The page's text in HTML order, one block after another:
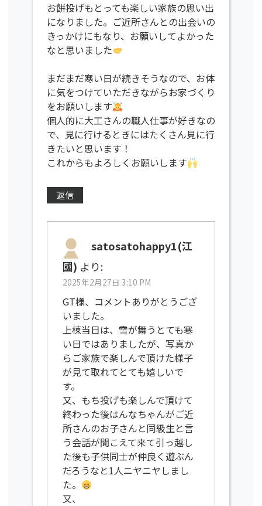
お餅投げもとっても楽しい家族の思い出
になりました。ご近所さんとの出会いの
きっかけにもなり、お願いしてよかった
なと思いました
まだまだ寒い日が続きそうなので、お体
に気をつけていただきながらお家づくり
をお願いします
個人的に大工さんの職人仕事が好きなの
で、見に行けるときにはたくさん見に行
きたいと思います！
これからもよろしくお願いします
返信
satosatohappy1(江
國) より:
2025年2月27日 3:10 PM
GT様、コメントありがとうござ
いました。
上棟当日は、雪が舞うとても寒
い日ではありましたが、写真か
らご家族で楽しんで頂けた様子
が見て取れてとても嬉しいで
す。
又、もち投げも楽しんで頂けて
終わった後はんなちゃんがご近
所さんのお子さんと同級生と言
う会話が聞こえて来て引っ越し
た後も子供同士が仲良く遊ぶん
だろうなと1人ニヤニヤしまし
た。
又、